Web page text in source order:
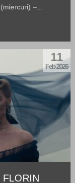
–...
11
Feb 2026
FLORIN